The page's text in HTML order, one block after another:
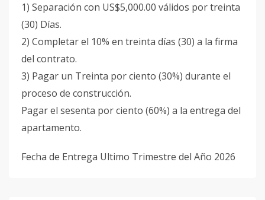
1) Separación con US$5,000.00 válidos por treinta
(30) Días.
2) Completar el 10% en treinta días (30) a la firma
del contrato.
3) Pagar un Treinta por ciento (30%) durante el
proceso de construcción.
Pagar el sesenta por ciento (60%) a la entrega del
apartamento.
Fecha de Entrega Ultimo Trimestre del Año 2026